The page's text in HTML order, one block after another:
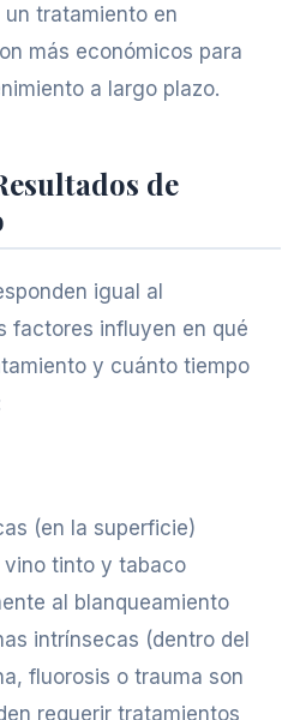
tratamiento en
más económicos para
a largo plazo.
de
igual al
factores influyen en qué
y cuánto tiempo
(en la superficie)
tinto y tabaco
al blanqueamiento
intrínsecas (dentro del
fluorosis o trauma son
requerir tratamientos